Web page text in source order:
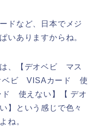
ドなど、日本でメジ
いありますからね。
、【デオベビ マス
ベビ VISAカード 使
使えない】【 デオ
という感じで色々
ね。